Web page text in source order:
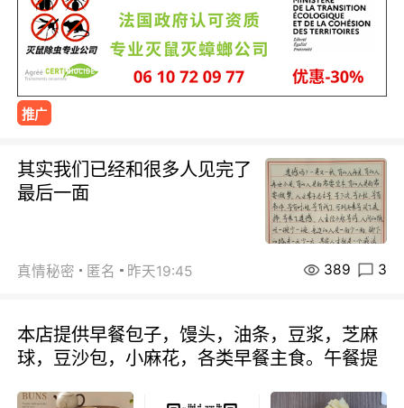
推广
其实我们已经和很多人见完了
最后一面
真情秘密 匿名 昨天19:45 389 3
本店提供早餐包子，馒头，油条，豆浆，芝麻
球，豆沙包，小麻花，各类早餐主食。午餐提